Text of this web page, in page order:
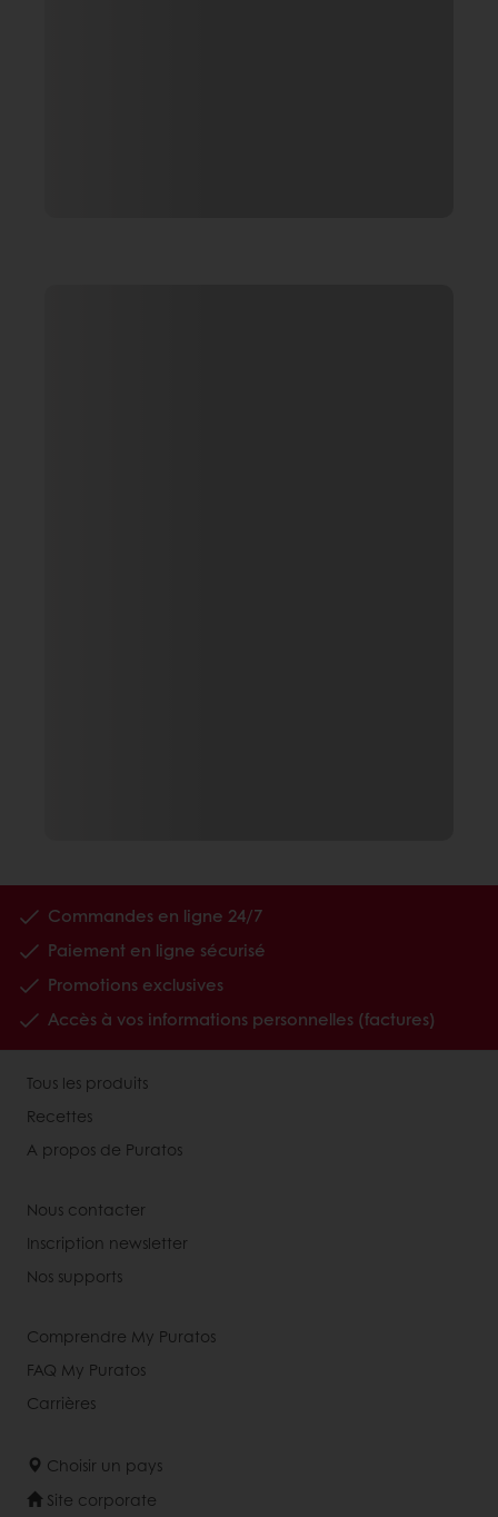
Commandes en ligne 24/7
Paiement en ligne sécurisé
Promotions exclusives
Accès à vos informations personnelles (factures)
Tous les produits
Recettes
A propos de Puratos
Nous contacter
Inscription newsletter
Nos supports
Comprendre My Puratos
FAQ My Puratos
Carrières
Choisir un pays
Site corporate